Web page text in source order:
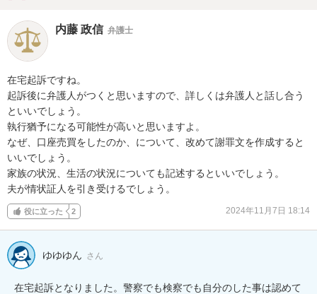
内藤 政信 弁護士
在宅起訴ですね。
起訴後に弁護人がつくと思いますので、詳しくは弁護人と話し合う
といいでしょう。
執行猶予になる可能性が高いと思いますよ。
なぜ、口座売買をしたのか、について、改めて謝罪文を作成すると
いいでしょう。
家族の状況、生活の状況についても記述するといいでしょう。
夫が情状証人を引き受けるでしょう。
役に立った 2 2024年11月7日 18:14
ゆゆゆん さん
在宅起訴となりました。警察でも検察でも自分のした事は認めて